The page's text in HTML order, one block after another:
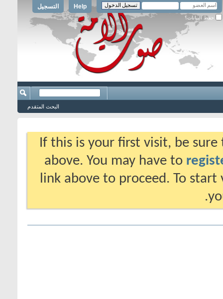
التسجيل Help
حفظ البيانات؟
البحث المتقدم
If this is your first visit, be
above. You may have to
link above to proceed. To